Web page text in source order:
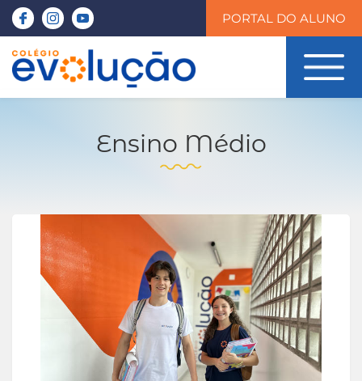
PORTAL DO ALUNO
Ensino Médio